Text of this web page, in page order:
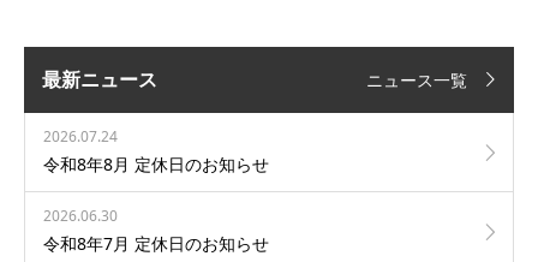
最新ニュース ニュース一覧
2026.07.24
令和8年8月 定休日のお知らせ
2026.06.30
令和8年7月 定休日のお知らせ